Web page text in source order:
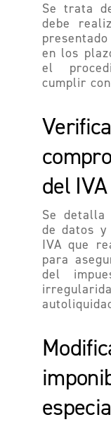
Se trata
debe
en los
el
cumplir
del IVA
Se detalla
de datos y
IVA que
para
del